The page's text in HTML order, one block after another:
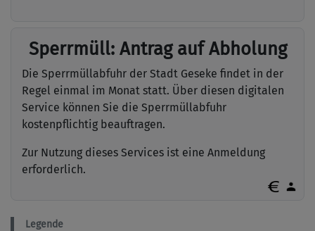
Sperrmüll: Antrag auf Abholung
Die Sperrmüllabfuhr der Stadt Geseke findet in der
Regel einmal im Monat statt. Über diesen digitalen
Service können Sie die Sperrmüllabfuhr
kostenpflichtig beauftragen.
Zur Nutzung dieses Services ist eine Anmeldung
erforderlich.
Legende